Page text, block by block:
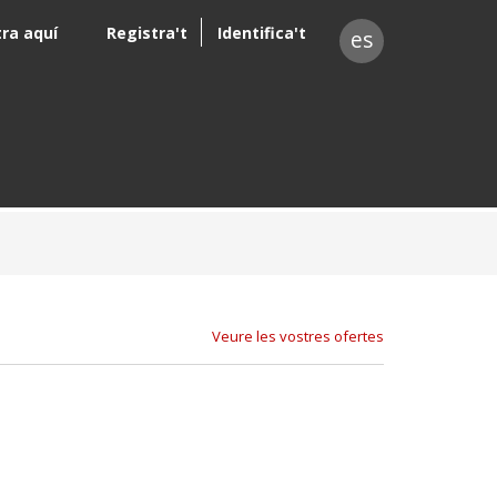
aquí Registra't Identifica't es
Veure les vostres ofertes